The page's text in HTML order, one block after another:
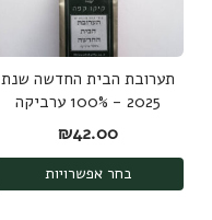
תערובת הבית החדשה שנת
2025 - 100% ערביקה
משלושה מקורות
₪42.00
בחר אפשרויות